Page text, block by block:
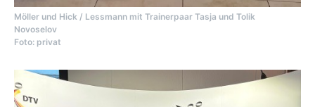
Möller und Hick / Lessmann mit Trainerpaar Tasja und Tolik
Novoselov
Foto: privat